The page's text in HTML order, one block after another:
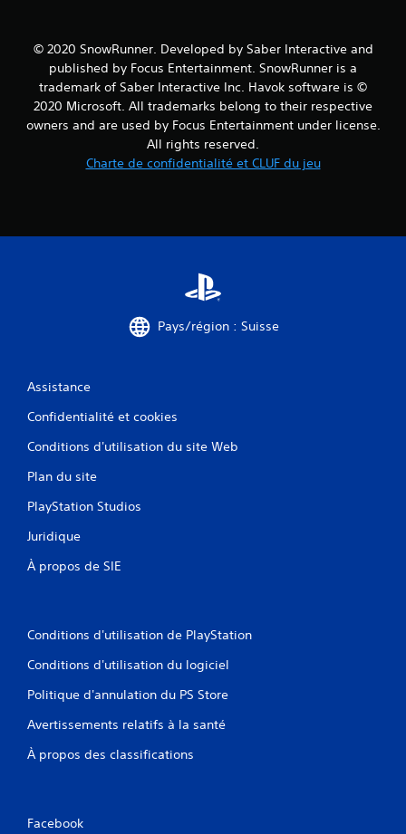
© 2020 SnowRunner. Developed by Saber Interactive and
published by Focus Entertainment. SnowRunner is a
trademark of Saber Interactive Inc. Havok software is ©
2020 Microsoft. All trademarks belong to their respective
owners and are used by Focus Entertainment under license.
All rights reserved.
Charte de confidentialité et CLUF du jeu
Pays/région : Suisse
Assistance
Confidentialité et cookies
Conditions d'utilisation du site Web
Plan du site
PlayStation Studios
Juridique
À propos de SIE
Conditions d'utilisation de PlayStation
Conditions d'utilisation du logiciel
Politique d'annulation du PS Store
Avertissements relatifs à la santé
À propos des classifications
Facebook